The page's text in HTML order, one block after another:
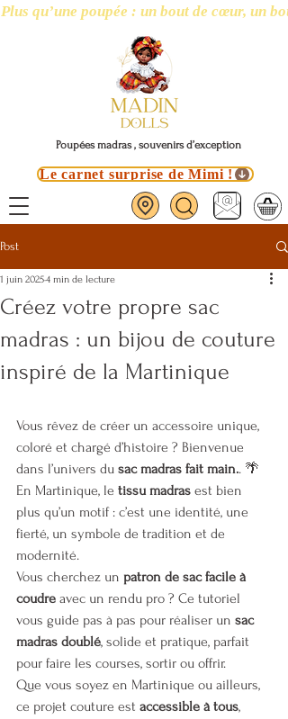
Plus qu’une poupée : un bout de cœur, un
Poupées madras , souvenirs d’exception
Le carnet surprise de Mimi !
Post
Créez votre propre sac
madras : un bijou de couture
inspiré de la Martinique
1 juin 20254 min de lecture
Vous rêvez de créer un accessoire unique,
coloré et chargé d’histoire ? Bienvenue
dans l’univers du sac madras fait main.. 🌴
En Martinique, le tissu madras est bien
plus qu’un motif : c’est une identité, une
fierté, un symbole de tradition et de
modernité.
Vous cherchez un patron de sac facile à
coudre avec un rendu pro ? Ce tutoriel
vous guide pas à pas pour réaliser un sac
madras doublé, solide et pratique, parfait
pour faire les courses, sortir ou offrir.
Que vous soyez en Martinique ou ailleurs,
ce projet couture est accessible à tous,